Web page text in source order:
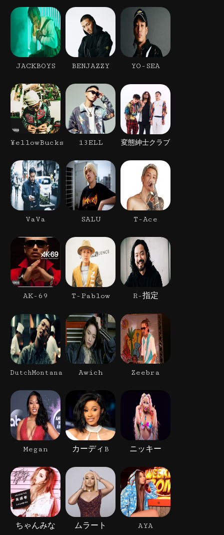
JACKBOYS BENJAZZY YO-SEA
¥ellowBucks 13ELL 変態紳士クラブ
VaVa SALU T-Ace
AK-69 T-Pablow R-指定
DutchMontana Awich Zeebra
Megan カーディB ニッキー
ちゃんみな ムラート AYA